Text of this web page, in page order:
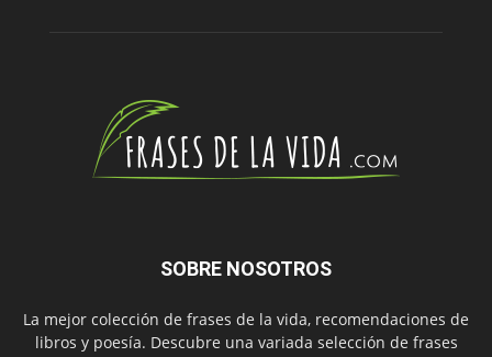
SOBRE NOSOTROS
La mejor colección de frases de la vida, recomendaciones de
libros y poesía. Descubre una variada selección de frases